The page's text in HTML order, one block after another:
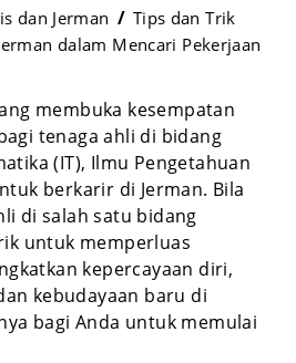
dan Jerman
Tips dan Trik
dalam Mencari Pekerjaan
membuka kesempatan
tenaga ahli di bidang
(IT), Ilmu Pengetahuan
berkarir di Jerman. Bila
di salah satu bidang
untuk memperluas
kepercayaan diri,
kebudayaan baru di
bagi Anda untuk memulai